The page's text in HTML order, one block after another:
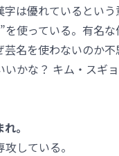
は優れているとい
を使っている。有名
名を使わないのか
かな？ キム・スギ
。
している。